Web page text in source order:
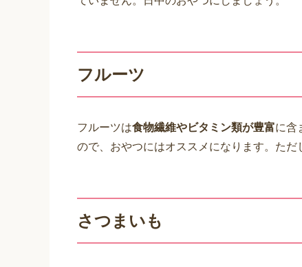
フルーツ
フルーツは食物繊維やビタミン類が豊富に含
ので、おやつにはオススメになります。ただ
さつまいも